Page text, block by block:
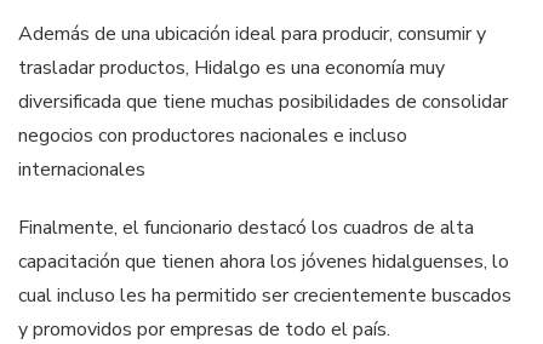
Además de una ubicación ideal para producir, consumir y
trasladar productos, Hidalgo es una economía muy
diversificada que tiene muchas posibilidades de consolidar
negocios con productores nacionales e incluso
internacionales
Finalmente, el funcionario destacó los cuadros de alta
capacitación que tienen ahora los jóvenes hidalguenses, lo
cual incluso les ha permitido ser crecientemente buscados
y promovidos por empresas de todo el país.